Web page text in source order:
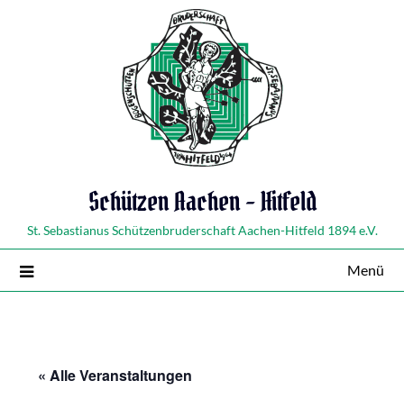
Schützen Aachen – Hitfeld
St. Sebastianus Schützenbruderschaft Aachen-Hitfeld 1894 e.V.
Menü
« Alle Veranstaltungen